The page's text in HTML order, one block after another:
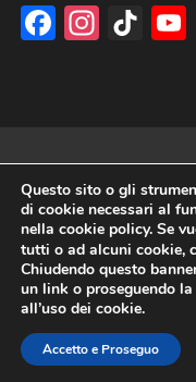
Facebook
di Benevento con Reg.
P.Iva
Questo sito o gli
di cookie necessari al
nella cookie policy. Se
tutti o ad alcuni cookie,
Chiudendo questo
un link o proseguendo
all’uso dei cookie.
Accetto e Proseguo